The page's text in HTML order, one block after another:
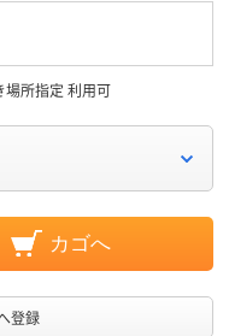
場所指定 利用可
カゴへ
登録